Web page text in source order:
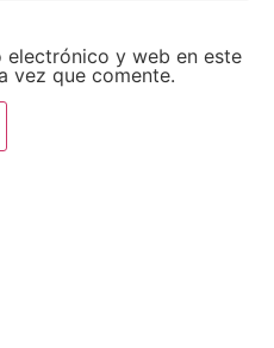
electrónico y web en este
vez que comente.